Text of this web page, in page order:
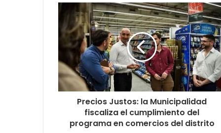
Precios Justos: la Municipalidad
fiscaliza el cumplimiento del
programa en comercios del distrito